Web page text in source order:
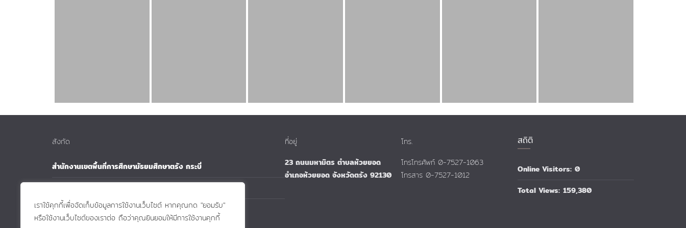
เราใช้คุกกี้เพื่อจัดเก็บข้อมูลการใช้งานเว็บไซต์ หากคุณกด "ยอมรับ"
หรือใช้งานเว็บไซต์ของเราต่อ ถือว่าคุณยินยอมให้มีการใช้งานคุกกี้
สังกัด
สำนักงานเขตพื้นที่การศึกษามัธยมศึกษาตรัง กระบี่
กระทรวงศึกษาธิการ
ที่อยู่
23 ถนนมหามิตร ตำบลห้วยยอด
อำเภอห้วยยอด จังหวัดตรัง 92130
โทร.
โทรโทรศัพท์ 0-7527-1063
โทรสาร 0-7527-1012
สถิติ
Online Visitors: 0
Total Views: 159,380